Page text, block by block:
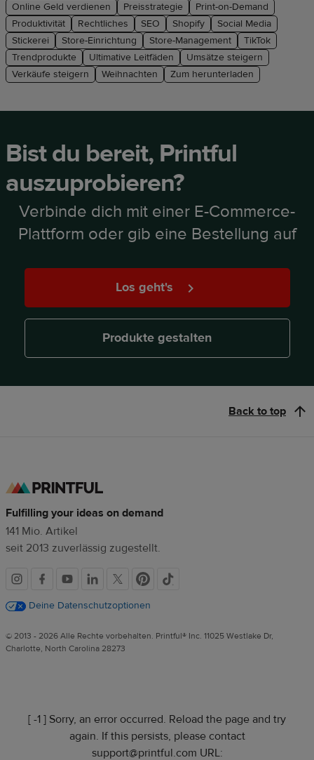
Online Geld verdienen
Preisstrategie
Print-on-Demand
Produktivität
Rechtliches SEO Shopify
Social Media
Stickerei
Store-Einrichtung Store-Management
TikTok
Trendprodukte
Ultimative Leitfäden
Umsätze steigern
Verkäufe steigern
Weihnachten Zum herunterladen
Bist du bereit, Printful
auszuprobieren?
Verbinde dich mit einer E-Commerce-
Plattform oder gib eine Bestellung auf
Los geht's
Produkte gestalten
Back to top
Fulfilling your ideas on demand
141 Mio. Artikel
seit 2013 zuverlässig zugestellt.
Soziale
Medien
Deine Datenschutzoptionen
© 2013 - 2026 Alle Rechte vorbehalten. Printful® Inc. 11025 Westlake Dr,
Charlotte, North Carolina 28273
[ -1 ] Sorry, an error occurred. Reload the page and try
again. If this persists, please contact
support@printful.com URL: